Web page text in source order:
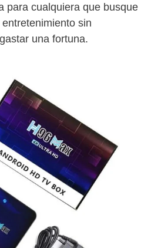
para cualquiera que busque
sin
una fortuna.